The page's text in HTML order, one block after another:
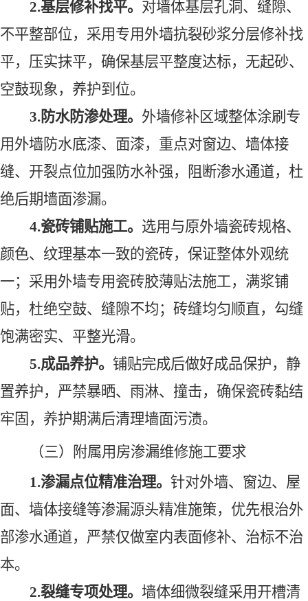
2.基层修补找平。 对墙体基层孔洞、缝隙、
不平整部位，采用专用外墙抗裂砂浆分层修补找
平，压实抹平，确保基层平整度达标，无起砂、
空鼓现象，养护到位。
3.防水防渗处理。 外墙修补区域整体涂刷专
用外墙防水底漆、面漆，重点对窗边、墙体接
缝、开裂点位加强防水补强，阻断渗水通道，杜
绝后期墙面渗漏。
4.瓷砖铺贴施工。 选用与原外墙瓷砖规格、
颜色、纹理基本一致的瓷砖，保证整体外观统
一；采用外墙专用瓷砖胶薄贴法施工，满浆铺
贴，杜绝空鼓、缝隙不均；砖缝均匀顺直，勾缝
饱满密实、平整光滑。
5.成品养护。 铺贴完成后做好成品保护，静
置养护，严禁暴晒、雨淋、撞击，确保瓷砖黏结
牢固，养护期满后清理墙面污渍。
（三）附属用房渗漏维修施工要求
1.渗漏点位精准治理。 针对外墙、窗边、屋
面、墙体接缝等渗漏源头精准施策，优先根治外
部渗水通道，严禁仅做室内表面修补、治标不治
本。
2.裂缝专项处理。 墙体细微裂缝采用开槽清